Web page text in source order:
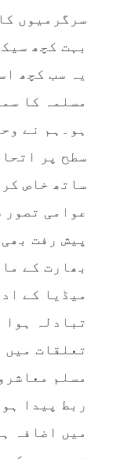
سرگرمیوں
بہت کچھ
یہ سب کچھ
مسلمہ کا
ہو۔ہم نے
سطح پر
ساتھ خاص
عوامی تصور
پیش رفت
بھارت کے
میڈیا کے
تبادلہ ہوا
تعلقات میں
مسلم
ربط پیدا
میں اضافہ